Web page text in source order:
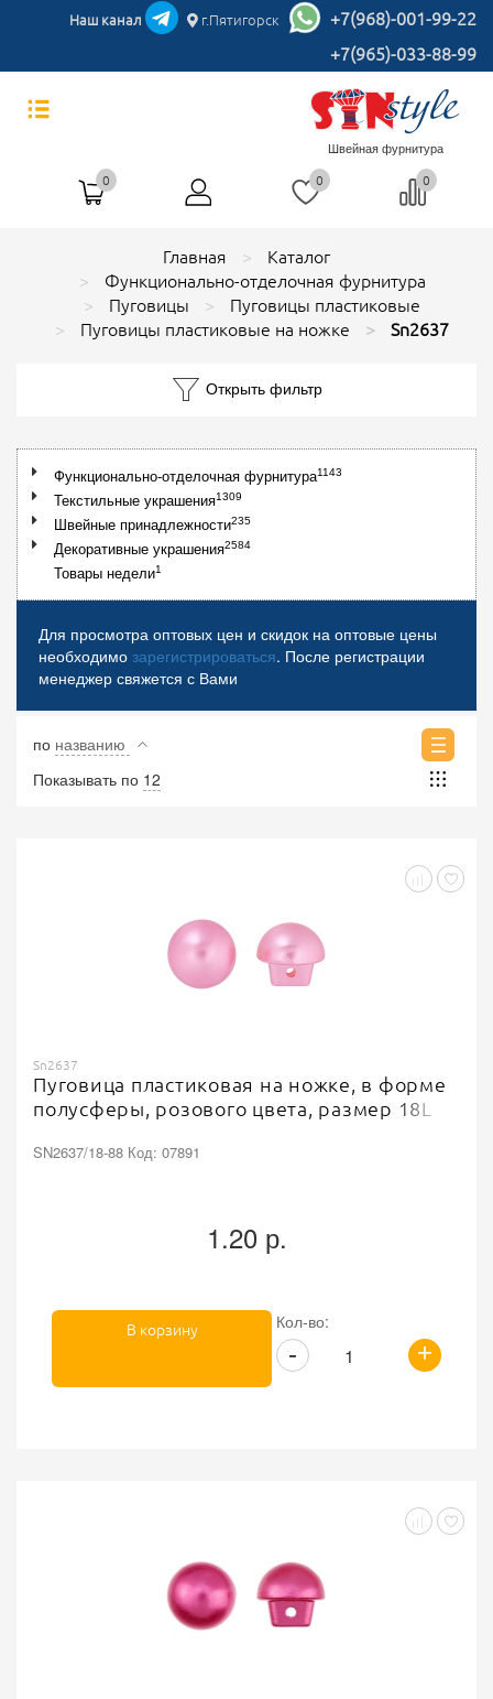
Наш канал г.Пятигорск
+7(968)-001-99-22
+7(965)-033-88-99
Швейная фурнитура
0 0 0
Главная
Каталог
Функционально-отделочная фурнитура
Пуговицы
Пуговицы пластиковые
Пуговицы пластиковые на ножке
Sn2637
Открыть фильтр
Функционально-отделочная фурнитура1143
Текстильные украшения1309
Швейные принадлежности235
Декоративные украшения2584
Товары недели1
Для просмотра оптовых цен и скидок на оптовые цены
необходимо зарегистрироваться. После регистрации
менеджер свяжется с Вами
по названию
Показывать по 12
Sn2637
Пуговица пластиковая на ножке, в форме
полусферы, розового цвета, размер 18L
SN2637/18-88 Код: 07891
1.20 р.
Кол-во:
+
-
В корзину